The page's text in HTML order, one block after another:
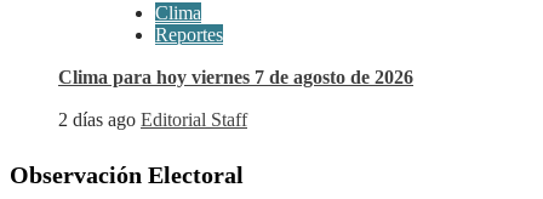
Clima
Reportes
Clima para hoy viernes 7 de agosto de 2026
2 días ago Editorial Staff
Observación Electoral